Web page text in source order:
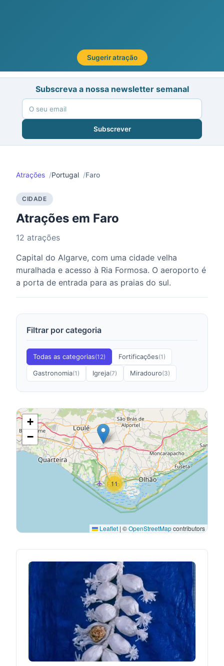
Sugerir atração
Subscreva a nossa newsletter semanal
Subscrever
Atrações Portugal Faro
CIDADE
Atrações em Faro
12 atrações
Capital do Algarve, com uma cidade velha
muralhada e acesso à Ria Formosa. O aeroporto é
a porta de entrada para as praias do sul.
Filtrar por categoria
Todas as categorias(12) Fortificações(1)
Gastronomia(1) Igreja(7) Miradouro(3)
11
+
−
Leaflet | ©OpenStreetMapcontributors